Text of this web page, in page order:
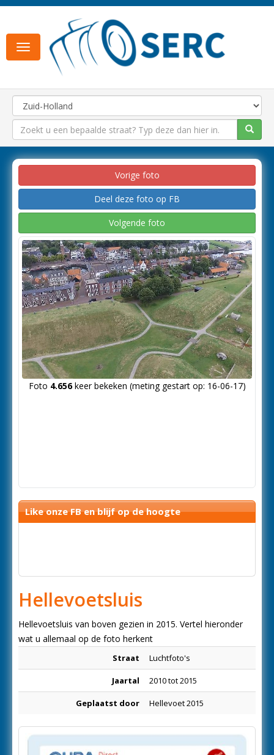
Toggle
navigation
Vorige foto
Deel deze foto op FB
Volgende foto
Foto 4.656keer bekeken (meting gestart op: 16-06-17)
Like onze FB en blijf op de hoogte
Hellevoetsluis
Hellevoetsluis van boven gezien in 2015. Vertel hieronder
wat u allemaal op de foto herkent
Straat Luchtfoto's
Jaartal 2010 tot 2015
Geplaatst door Hellevoet 2015